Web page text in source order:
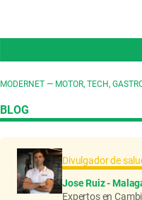
MODERNET — MOTOR, TECH,
BLOG
Divulgador de
Jose Ruiz -
Expertos en